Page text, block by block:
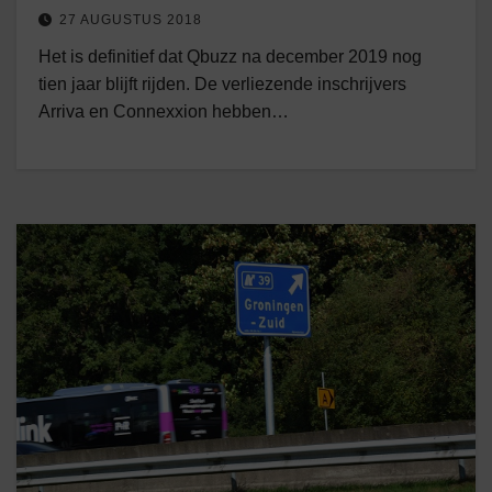
27 AUGUSTUS 2018
Het is definitief dat Qbuzz na december 2019 nog
tien jaar blijft rijden. De verliezende inschrijvers
Arriva en Connexxion hebben…